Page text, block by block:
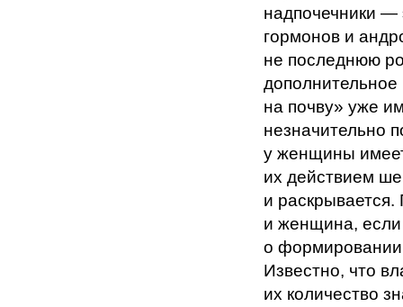
надпочечники
гормонов и
не последнюю
дополнительное
на почву» уже
незначительно
у женщины
их действием
и
и женщина, если
о
Известно, что
их количество